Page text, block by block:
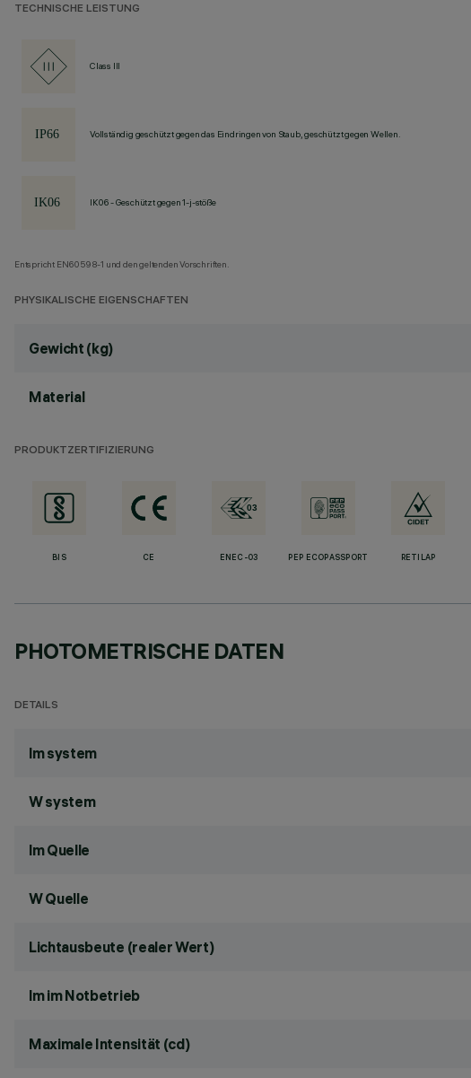
TECHNISCHE LEISTUNG
Class III
Vollständig geschützt gegen das Eindringen von Staub, geschützt gegen Wellen.
IK06 - Geschützt gegen 1-j-stöße
Entspricht EN60598-1 und den geltenden Vorschriften.
PHYSIKALISCHE EIGENSCHAFTEN
Gewicht (kg)
Material
PRODUKTZERTIFIZIERUNG
BIS CE ENEC-03 PEP ECOPASSPORT RETILAP
PHOTOMETRISCHE DATEN
DETAILS
lm system
W system
lm Quelle
W Quelle
Lichtausbeute (realer Wert)
lm im Notbetrieb
Maximale Intensität (cd)